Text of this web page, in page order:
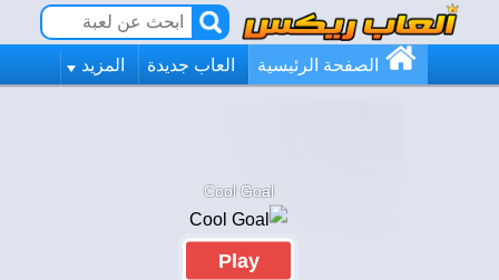
الصفحة الرئيسية العاب جديدة المزيد
Cool Goal
Play